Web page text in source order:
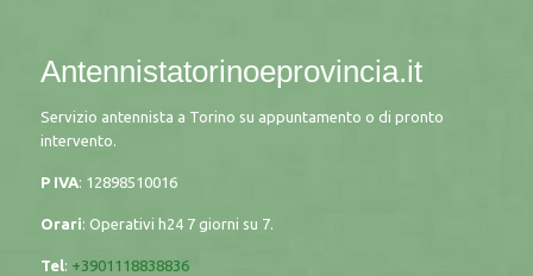
Antennistatorinoeprovincia.it
Servizio antennista a Torino su appuntamento o di pronto
intervento.
P IVA: 12898510016
Orari: Operativi h24 7 giorni su 7.
Tel: +3901118838836